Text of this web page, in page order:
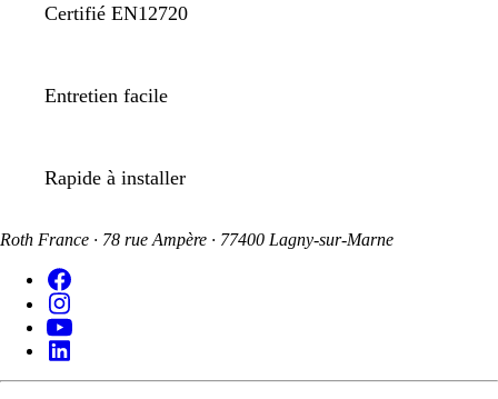
Certifié EN12720
Entretien facile
Rapide à installer
Roth France · 78 rue Ampère · 77400 Lagny-sur-Marne